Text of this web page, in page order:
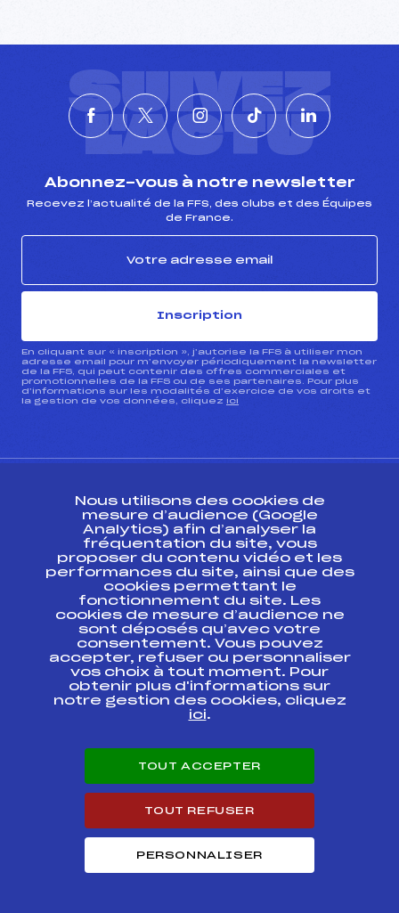
SUIVEZ
L'ACTU
Abonnez-vous à notre newsletter
Recevez l’actualité de la FFS, des clubs et des Équipes
de France.
Inscription
En cliquant sur « inscription », j’autorise la FFS à utiliser mon
adresse email pour m’envoyer périodiquement la newsletter
de la FFS, qui peut contenir des offres commerciales et
promotionnelles de la FFS ou de ses partenaires. Pour plus
d’informations sur les modalités d’exercice de vos droits et
la gestion de vos données, cliquez ici
CONTACT
ESPACE PRESSE
Ressources
Pass’Neige
Projet sportif fédéral
Projet de performance fédéral
Antidopage
Pôle Développement, Formation, Suivi
Informatique et chronométrage
Carrières
Développement des habiletés mentales
Nous utilisons des cookies de
mesure d’audience (Google
Analytics) afin d’analyser la
fréquentation du site, vous
proposer du contenu vidéo et les
performances du site, ainsi que des
cookies permettant le
fonctionnement du site. Les
cookies de mesure d’audience ne
sont déposés qu’avec votre
consentement. Vous pouvez
accepter, refuser ou personnaliser
vos choix à tout moment. Pour
obtenir plus d'informations sur
notre gestion des cookies, cliquez
ici.
TOUT ACCEPTER
TOUT REFUSER
PERSONNALISER